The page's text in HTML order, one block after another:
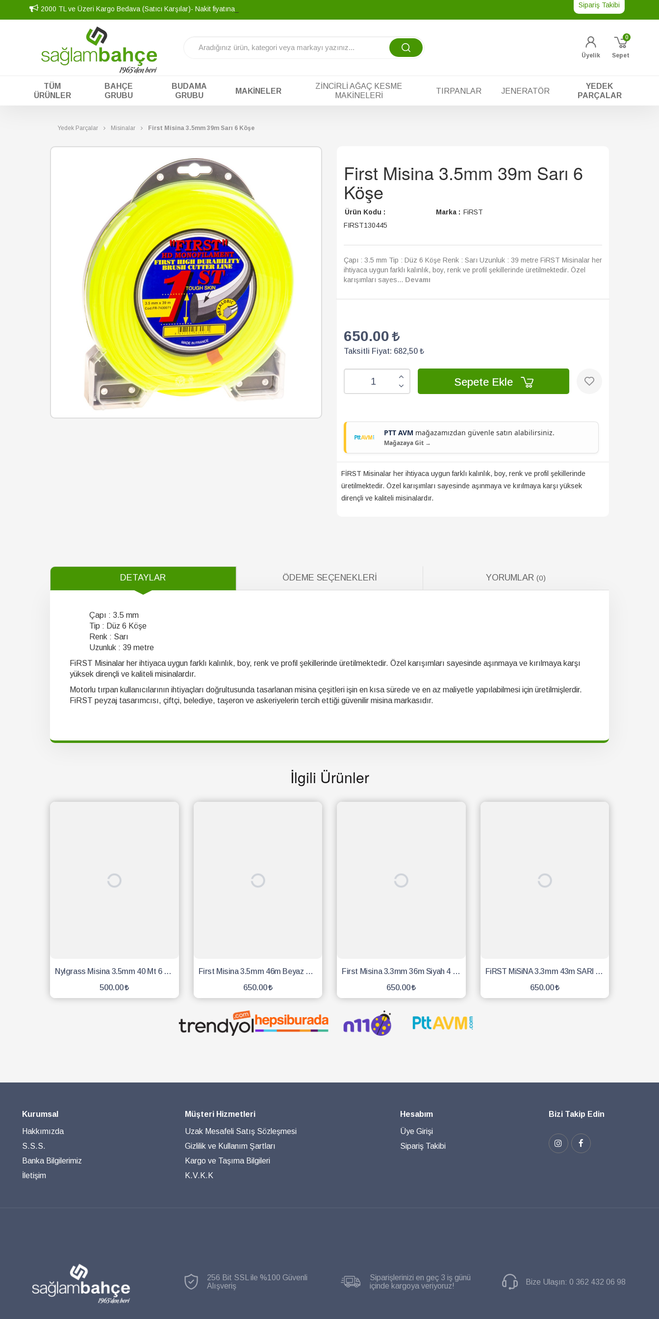
2000 TL ve Üzeri Kargo Bedava (Satıcı Karşılar)- Nakit fiyatına tek yada tak Sipariş Takibi
Üyelik Sepet
0
TÜM
ÜRÜNLER
BAHÇE
GRUBU
BUDAMA
GRUBU
MAKINELER
ZINCIRLI AĞAÇ KESME
MAKINELERI
TIRPANLAR JENERATÖR
YEDEK
PARÇALAR
Yedek Parçalar Misinalar First Misina 3.5mm 39m Sarı 6 Köşe
First Misina 3.5mm 39m Sarı 6
Köşe
Ürün Kodu :
FIRST130445
Marka : FiRST
Çapı : 3.5 mm Tip : Düz 6 Köşe Renk : Sarı Uzunluk : 39 metre FiRST Misinalar her
ihtiyaca uygun farklı kalınlık, boy, renk ve profil şekillerinde üretilmektedir. Özel
karışımları sayes... Devamı
650.00
Taksitli Fiyat: 682,50 ₺
Sepete Ekle
PTT AVM mağazamızdan güvenle satın alabilirsiniz.
Mağazaya Git →
FİRST Misinalar her ihtiyaca uygun farklı kalınlık, boy, renk ve profil şekillerinde
üretilmektedir. Özel karışımları sayesinde aşınmaya ve kırılmaya karşı yüksek
dirençli ve kaliteli misinalardır.
DETAYLAR ÖDEME SEÇENEKLERI YORUMLAR(0)
Çapı : 3.5 mm
Tip : Düz 6 Köşe
Renk : Sarı
Uzunluk : 39 metre
FiRST Misinalar her ihtiyaca uygun farklı kalınlık, boy, renk ve profil şekillerinde üretilmektedir. Özel karışımları sayesinde aşınmaya ve kırılmaya karşı
yüksek dirençli ve kaliteli misinalardır.
Motorlu tırpan kullanıcılarının ihtiyaçları doğrultusunda tasarlanan misina çeşitleri işin en kısa sürede ve en az maliyetle yapılabilmesi için üretilmişlerdir.
FiRST peyzaj tasarımcısı, çiftçi, belediye, taşeron ve askeriyelerin tercih ettiği güvenilir misina markasıdır.
İlgili Ürünler
Nylgrass Misina 3.5mm 40 Mt 6 Köşe Sarı
500.00
First Misina 3.5mm 46m Beyaz 6 Köşe
650.00
SEPETE EKLE
First Misina 3.3mm 36m Siyah 4 Köşe
650.00
SEPETE EKLE
FiRST MiSiNA 3.3mm 43m SARI 6 KÖŞE
650.00
Kurumsal
Hakkımızda
S.S.S.
Banka Bilgilerimiz
İletişim
Müşteri Hizmetleri
Uzak Mesafeli Satış Sözleşmesi
Gizlilik ve Kullanım Şartları
Kargo ve Taşıma Bilgileri
K.V.K.K
Hesabım
Üye Girişi
Sipariş Takibi
Bizi Takip Edin
256 Bit SSL ile %100 Güvenli
Alışveriş
Siparişlerinizi en geç 3 iş günü
içinde kargoya veriyoruz!
Bize Ulaşın:0 362 432 06 98